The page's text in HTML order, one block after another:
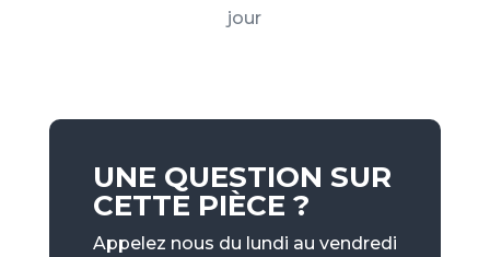
jour
UNE QUESTION SUR
CETTE PIÈCE ?
Appelez nous du lundi au vendredi